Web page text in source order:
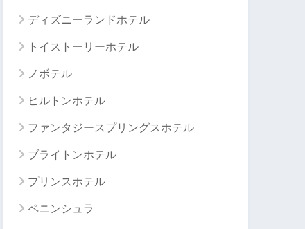
ディズニーランドホテル
トイストーリーホテル
ノボテル
ヒルトンホテル
ファンタジースプリングスホテル
ブライトンホテル
プリンスホテル
ペニンシュラ